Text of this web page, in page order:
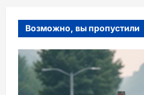
Возможно, вы пропустили